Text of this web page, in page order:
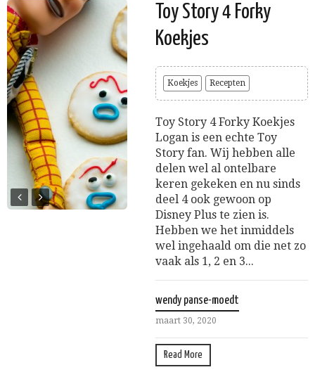
Toy Story 4 Forky
Koekjes
Koekjes Recepten
Toy Story 4 Forky Koekjes
Logan is een echte Toy
Story fan. Wij hebben alle
delen wel al ontelbare
keren gekeken en nu sinds
deel 4 ook gewoon op
Disney Plus te zien is.
Hebben we het inmiddels
wel ingehaald om die net zo
vaak als 1, 2 en 3...
wendy panse-moedt
maart 30, 2020
Read More